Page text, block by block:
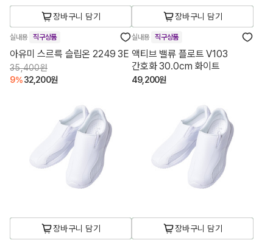
장바구니 담기
실내용 직구상품
아유미 스르륵 슬립온 2249 3E
35,400원
9%32,200원
장바구니 담기
실내용 직구상품
액티브 밸류 플로트 V103
간호화 30.0cm 화이트
49,200원
장바구니 담기 장바구니 담기